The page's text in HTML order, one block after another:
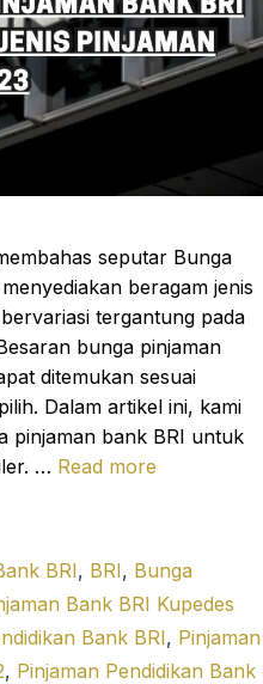
seputar Bunga
beragam jenis
tergantung pada
bunga pinjaman
ditemukan sesuai
Dalam artikel ini, kami
pinjaman bank BRI untuk
… Read more
BRI, BRI, Bunga
Bank BRI Kupedes
Bank BRI, Pinjaman
, Pinjaman Pendidikan Bank